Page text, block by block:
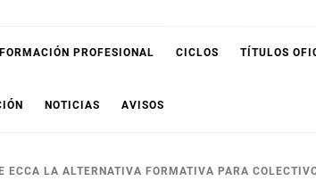
FORMACIÓN PROFESIONAL CICLOS TÍTULOS
NOTICIAS AVISOS
ECCA LA ALTERNATIVA FORMATIVA PARA